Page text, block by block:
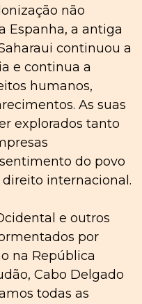
não
Espanha, a antiga
continuou a
e continua a
humanos,
As suas
explorados tanto
do povo
direito internacional.
e outros
por
na República
Cabo Delgado
todas as